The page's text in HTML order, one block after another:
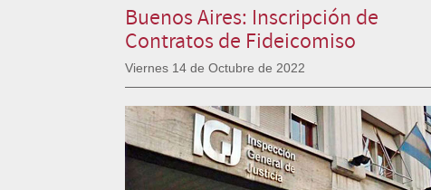
Buenos Aires: Inscripción de
Contratos de Fideicomiso
Viernes 14 de Octubre de 2022